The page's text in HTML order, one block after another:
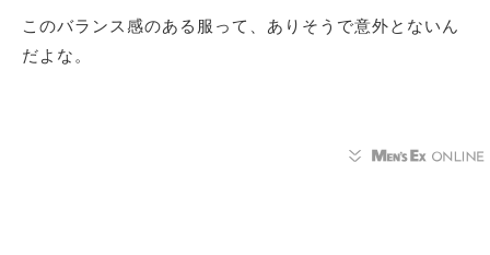
このバランス感のある服って、ありそうで意外とないん
だよな。